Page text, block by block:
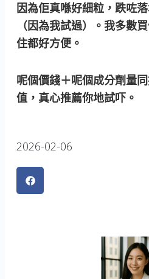
因為佢真喺好細粒，跌咗
（因為我試過）。我多數
住都好方便。
呢個價錢＋呢個成分劑量
值，真心推薦你地試吓。
2026-02-06